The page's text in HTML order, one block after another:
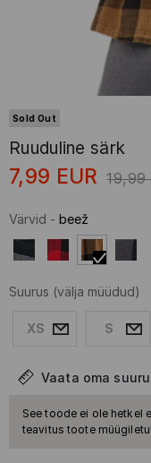
Sold Out
Ruuduline särk
7,99 EUR 19,99
Värvid - beež
Suurus (välja müüdud)
XS S
Vaata oma
See toode ei ole hetkel
teavitus toote